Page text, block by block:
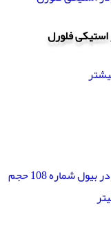
فلورل